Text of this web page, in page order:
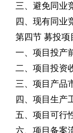
三、避免同业
四、现有同业
第四节 募投项
一、项目投产
二、项目投资
三、项目产品
四、项目生产
五、项目可行
六、项目备案